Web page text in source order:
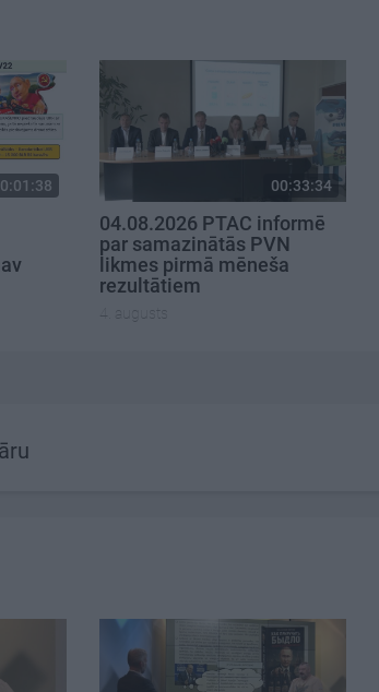
00:33:34
04.08.2026 PTAC informē
par samazinātās PVN
likmes pirmā mēneša
rezultātiem
4. augusts